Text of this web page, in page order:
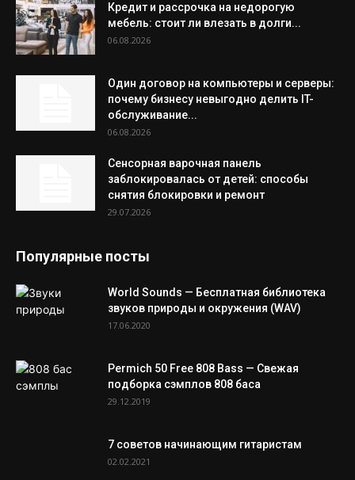
Кредит и рассрочка на недорогую
мебель: стоит ли влезать в долги...
06.08.2026
Один договор на компьютеры и серверы:
почему бизнесу невыгодно делить IT-
обслуживание...
06.08.2026
Сенсорная варочная панель
заблокировалась от детей: способы
снятия блокировки и ремонт
29.07.2026
Популярные посты
World Sounds — Бесплатная библиотека
звуков природы и окружения (WAV)
17.06.2020
Permich 50 Free 808 Bass — Свежая
подборка сэмплов 808 баса
29.12.2019
7 советов начинающим гитаристам
02.02.2021